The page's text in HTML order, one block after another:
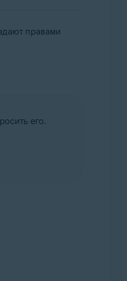
правами
его.